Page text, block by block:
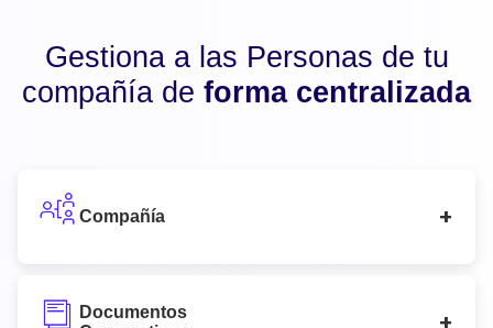
Gestiona a las Personas de tu
compañía de forma centralizada
Compañía
Documentos